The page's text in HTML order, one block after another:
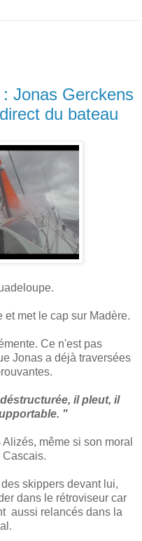
Jonas Gerckens
du bateau
met le cap sur Madère.
Ce n'est pas
Jonas a déjà traversées
il pleut, il
"
même si son moral
Cascais.
skippers devant lui,
dans le rétroviseur car
aussi relancés dans la